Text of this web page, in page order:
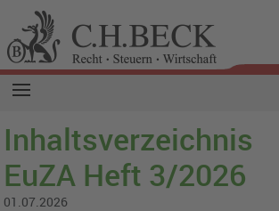
Inhaltsverzeichnis
EuZA Heft 3/2026
01.07.2026